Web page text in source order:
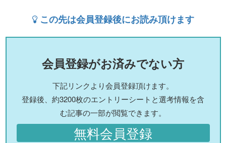
この先は会員登録後にお読み頂けます
会員登録がお済みでない方
下記リンクより会員登録頂けます。
登録後、約3200枚のエントリーシートと選考情報を含
む記事の一部が閲覧できます。
無料会員登録